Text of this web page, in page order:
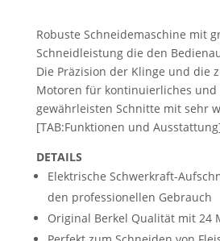
Robuste Schneidemaschine mit
Schneidleistung die den
Die Präzision der Klinge und die
Motoren für kontinuierliches und
gewährleisten Schnitte mit sehr
[TAB:Funktionen und
DETAILS
Elektrische Schwerkraft-
den professionellen Gebrauch
Original Berkel Qualität mit 24